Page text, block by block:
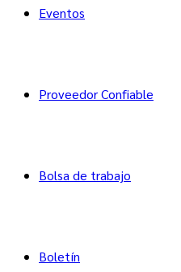
Eventos
Proveedor Confiable
Bolsa de trabajo
Boletín